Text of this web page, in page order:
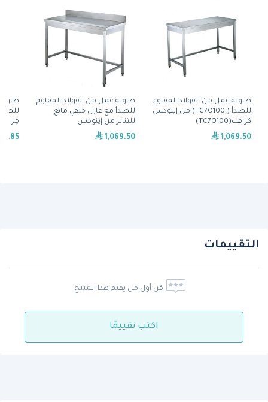
طاولة عمل من الفولاذ المقاوم
للصدأ ( TC7O100) من إينوكس
كرافت(TC7O100)
1,069.50
طاولة عمل من الفولاذ المقاوم
للصدأ مع عازل خلفي مانع
للتناثر من إينوكس
كرافت(TB7O100)
1,069.50
مِران(SSFR707090(BS40)BB)
التقييمات
كن أول من يقيم هذا المنتج
اكتب تقييمًا